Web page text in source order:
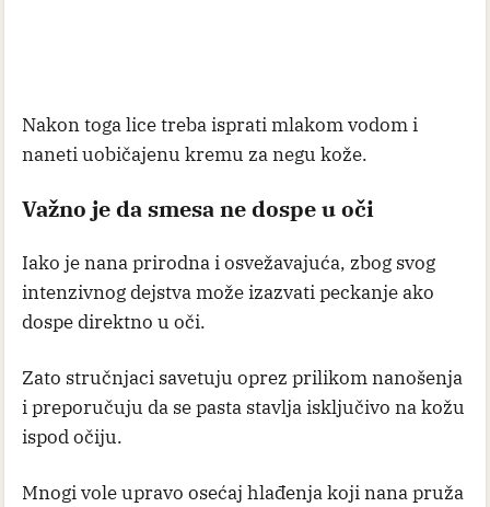
Nakon toga lice treba isprati mlakom vodom i
naneti uobičajenu kremu za negu kože.
Važno je da smesa ne dospe u oči
Iako je nana prirodna i osvežavajuća, zbog svog
intenzivnog dejstva može izazvati peckanje ako
dospe direktno u oči.
Zato stručnjaci savetuju oprez prilikom nanošenja
i preporučuju da se pasta stavlja isključivo na kožu
ispod očiju.
Mnogi vole upravo osećaj hlađenja koji nana pruža